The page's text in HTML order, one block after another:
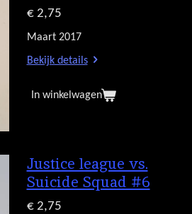
€ 2,75
Maart 2017
Bekijk details
In winkelwagen
Justice league vs.
Suicide Squad #6
€ 2,75